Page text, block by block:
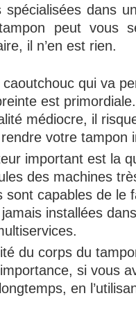
spécialisées dans
peut vous
il n’en est rien.
qui va
est
médiocre, il
votre tampon
important est la
des machines
sont capables de le
installées
du corps du
si vous
en